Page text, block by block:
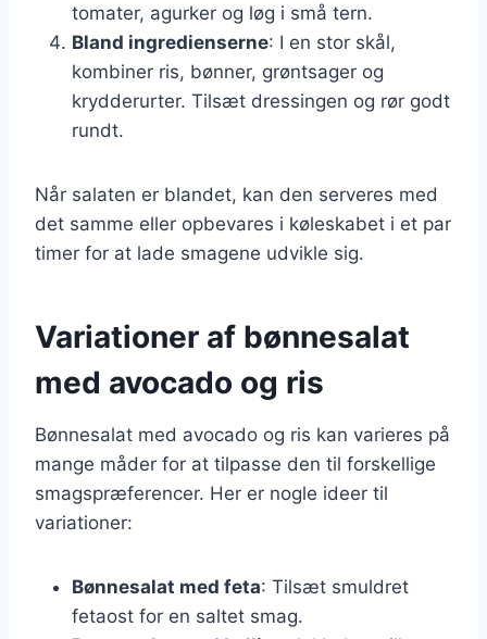
tomater, agurker og løg i små tern.
Bland ingredienserne: I en stor skål,
kombiner ris, bønner, grøntsager og
krydderurter. Tilsæt dressingen og rør godt
rundt.
Når salaten er blandet, kan den serveres med
det samme eller opbevares i køleskabet i et par
timer for at lade smagene udvikle sig.
Variationer af bønnesalat
med avocado og ris
Bønnesalat med avocado og ris kan varieres på
mange måder for at tilpasse den til forskellige
smagspræferencer. Her er nogle ideer til
variationer:
Bønnesalat med feta: Tilsæt smuldret
fetaost for en saltet smag.